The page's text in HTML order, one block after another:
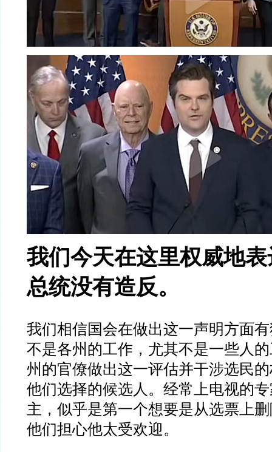
我们今天在这里权威地
总统没有造反。
我们相信国会在做出这一声明方面
不是各州的工作，尤其不是一些人
州的官僚做出这一评估并干涉选民
他们选择的候选人。经常上电视的
主，似乎是第一个想要是从选票上
他们担心他太受欢迎。